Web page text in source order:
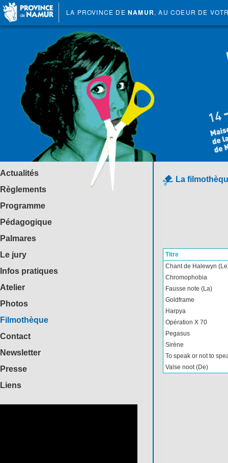
LA PROVINCE DE NAMUR, AU COEUR DE
Actualités
Règlements
Programme
Pédagogique
Palmares
Le jury
Infos pratiques
Atelier
Photos
Filmothèque
Contact
Newsletter
Presse
Liens
La
Titre
Chant de Halewyn
Chromophobia
Fausse note (La)
Goldframe
Harpya
Opération X 70
Pegasus
Sirène
To speak or not to
Valse noot (De)